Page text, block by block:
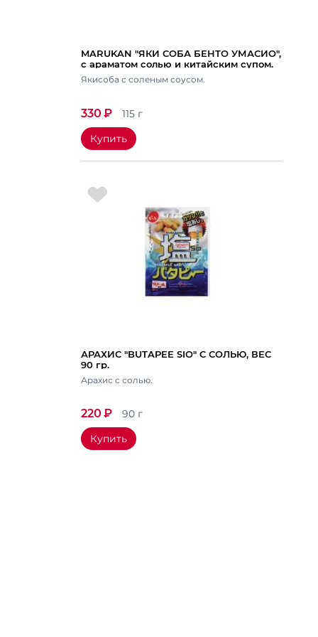
MARUKAN "ЯКИ СОБА БЕНТО УМАСИО",
с араматом солью и китайским супом.
Вес 115 гр.
Якисоба с соленым соусом.
330 ₽
115 г
Купить
АРАХИС "BUTAPEE SIO" С СОЛЬЮ, ВЕС
90 гр.
Арахис с солью.
220 ₽
90 г
Купить